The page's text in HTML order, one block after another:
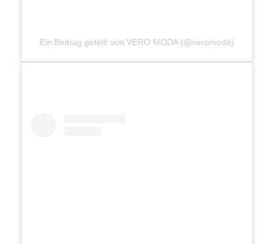
Ein Beitrag geteilt von VERO MODA (@veromoda)